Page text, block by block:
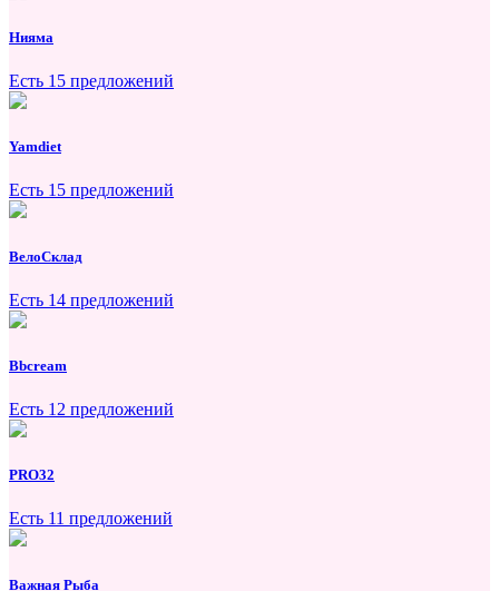
Нияма
Есть 15 предложений
Yamdiet
Есть 15 предложений
ВелоСклад
Есть 14 предложений
Bbcream
Есть 12 предложений
PRO32
Есть 11 предложений
Важная Рыба